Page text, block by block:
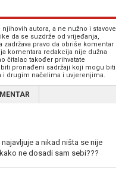
autora, a ne nužno i stavove
da se suzdrže od vrijeđanja,
zadržava pravo da obriše komentar
komentara redakcija nije dužna
čitalac također prihvatate
pronađeni sadržaji koji mogu biti
i drugim načelima i uvjerenjima.
a nikad ništa se nije
ne dosadi sam sebi???